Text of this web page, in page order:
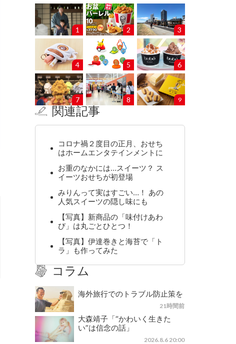
1 2 3
4 5 6
7 8 9
関連記事
コロナ禍２度目の正月、おせち
はホームエンタテインメントに
お重のなかには…スイーツ？ ス
イーツおせちが初登場
みりんって実はすごい…！ あの
人気スイーツの隠し味にも
【写真】新商品の「味付けあわ
び」は丸ごとひとつ！
【写真】伊達巻きと海苔で「ト
ラ」も作ってみた
コラム
海外旅行でのトラブル防止策を
21時間前
大森靖子「“かわいく生きた
い”は信念の話」
2026.8.6 20:00